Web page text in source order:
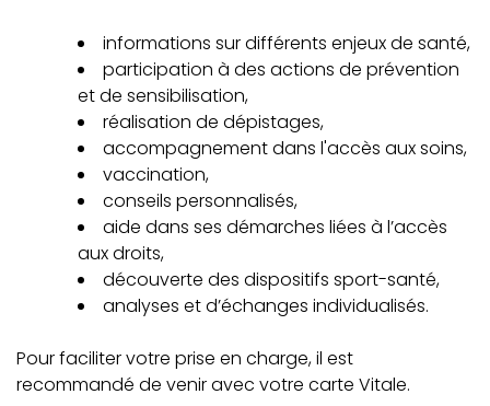
informations sur différents enjeux de santé,
participation à des actions de prévention
et de sensibilisation,
réalisation de dépistages,
accompagnement dans l'accès aux soins,
vaccination,
conseils personnalisés,
aide dans ses démarches liées à l’accès
aux droits,
découverte des dispositifs sport-santé,
analyses et d’échanges individualisés.
Pour faciliter votre prise en charge, il est
recommandé de venir avec votre carte Vitale.